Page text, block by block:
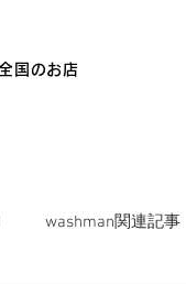
国のお店
washman関連記事